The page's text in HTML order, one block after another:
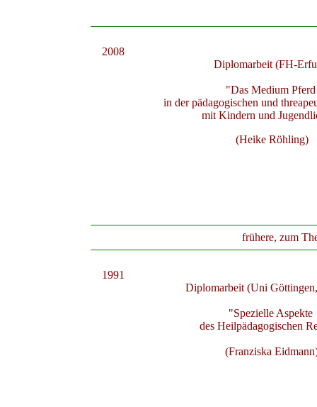
2008
Diplomarbeit (FH-
"Das Medium
in der pädagogischen und
mit Kindern und
(Heike Röhling)
frühere, zum
1991
Diplomarbeit (Uni
"Spezielle Aspekte
des Heilpädagogischen
(Franziska